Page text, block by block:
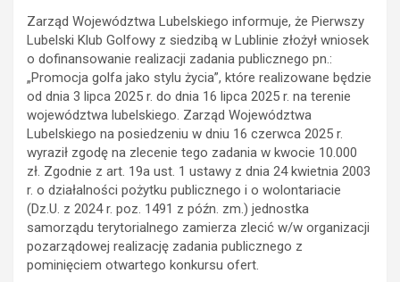
Zarząd Województwa Lubelskiego informuje, że Pierwszy
Lubelski Klub Golfowy z siedzibą w Lublinie złożył wniosek
o dofinansowanie realizacji zadania publicznego pn.:
„Promocja golfa jako stylu życia”, które realizowane będzie
od dnia 3 lipca 2025 r. do dnia 16 lipca 2025 r. na terenie
województwa lubelskiego. Zarząd Województwa
Lubelskiego na posiedzeniu w dniu 16 czerwca 2025 r.
wyraził zgodę na zlecenie tego zadania w kwocie 10.000
zł. Zgodnie z art. 19a ust. 1 ustawy z dnia 24 kwietnia 2003
r. o działalności pożytku publicznego i o wolontariacie
(Dz.U. z 2024 r. poz. 1491 z późn. zm.) jednostka
samorządu terytorialnego zamierza zlecić w/w organizacji
pozarządowej realizację zadania publicznego z
pominięciem otwartego konkursu ofert.